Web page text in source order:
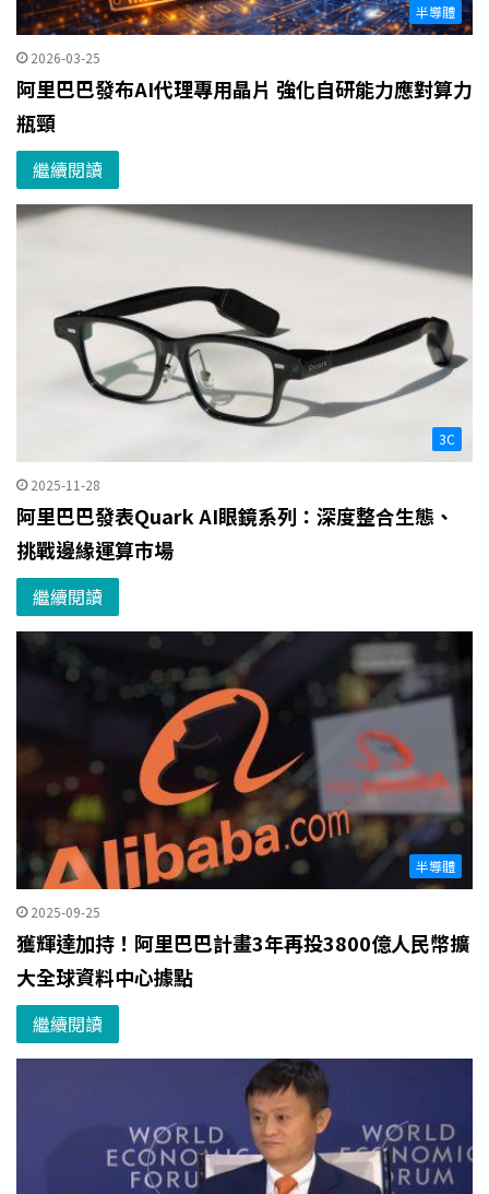
半導體
2026-03-25
阿里巴巴發布AI代理專用晶片 強化自研能力應對算力
瓶頸
繼續閱讀
3C
2025-11-28
阿里巴巴發表Quark AI眼鏡系列：深度整合生態、
挑戰邊緣運算市場
繼續閱讀
半導體
2025-09-25
獲輝達加持！阿里巴巴計畫3年再投3800億人民幣擴
大全球資料中心據點
繼續閱讀